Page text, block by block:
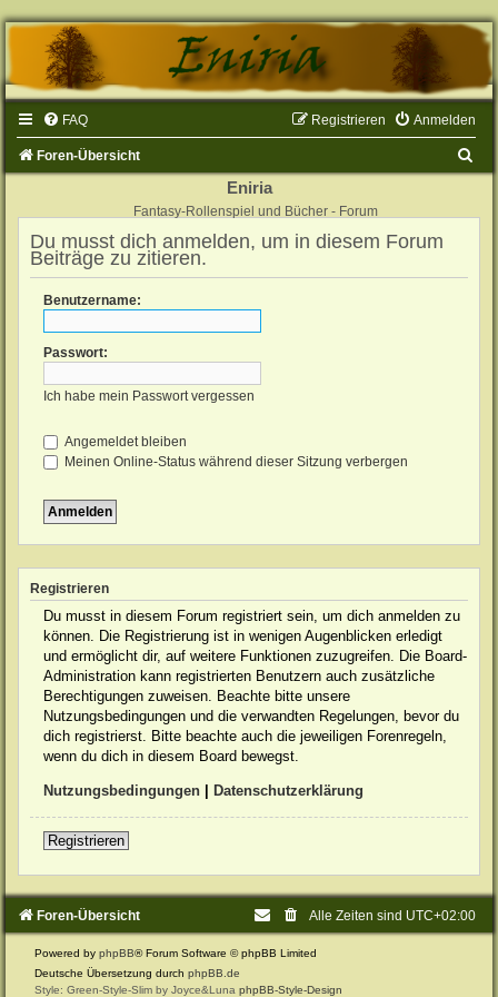
FAQ Anmelden
Registrieren
Foren-Übersicht
Eniria
Fantasy-Rollenspiel und Bücher - Forum
Du musst dich anmelden, um in diesem Forum
Beiträge zu zitieren.
Benutzername:
Passwort:
Ich habe mein Passwort vergessen
Angemeldet bleiben
Meinen Online-Status während dieser Sitzung verbergen
Registrieren
Du musst in diesem Forum registriert sein, um dich anmelden zu
können. Die Registrierung ist in wenigen Augenblicken erledigt
und ermöglicht dir, auf weitere Funktionen zuzugreifen. Die Board-
Administration kann registrierten Benutzern auch zusätzliche
Berechtigungen zuweisen. Beachte bitte unsere
Nutzungsbedingungen und die verwandten Regelungen, bevor du
dich registrierst. Bitte beachte auch die jeweiligen Forenregeln,
wenn du dich in diesem Board bewegst.
Nutzungsbedingungen Datenschutzerklärung
Registrieren
Foren-Übersicht Alle Zeiten sind UTC+02:00
Powered by phpBB® Forum Software © phpBB Limited
Deutsche Übersetzung durch phpBB.de
Style: Green-Style-Slim by Joyce&Luna phpBB-Style-Design